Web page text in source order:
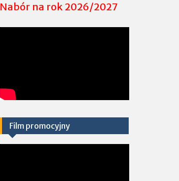
Nabór na rok 2026/2027
Film promocyjny